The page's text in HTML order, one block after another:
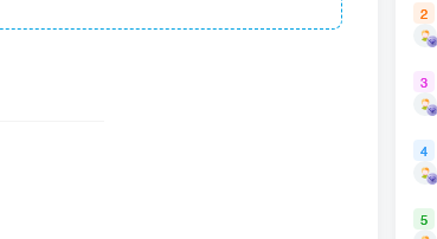
2
3
4
5
2
3
4
5